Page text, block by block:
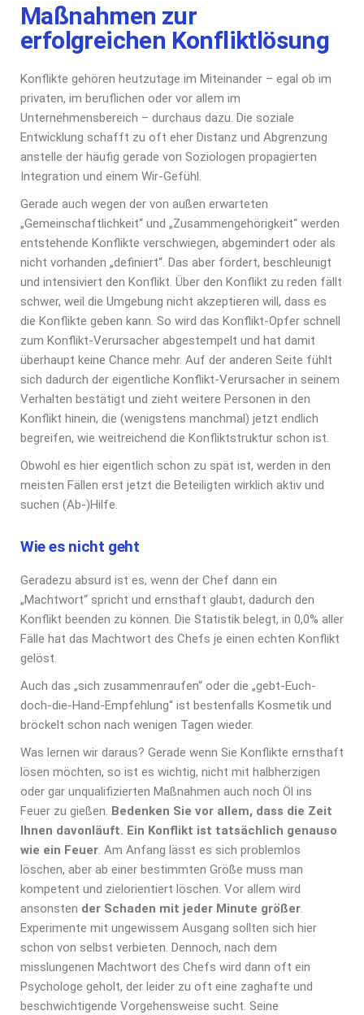
Maßnahmen zur
erfolgreichen Konfliktlösung
Konflikte gehören heutzutage im Miteinander – egal ob im
privaten, im beruflichen oder vor allem im
Unternehmensbereich – durchaus dazu. Die soziale
Entwicklung schafft zu oft eher Distanz und Abgrenzung
anstelle der häufig gerade von Soziologen propagierten
Integration und einem Wir-Gefühl.
Gerade auch wegen der von außen erwarteten
„Gemeinschaftlichkeit“ und „Zusammengehörigkeit“ werden
entstehende Konflikte verschwiegen, abgemindert oder als
nicht vorhanden „definiert“. Das aber fördert, beschleunigt
und intensiviert den Konflikt. Über den Konflikt zu reden fällt
schwer, weil die Umgebung nicht akzeptieren will, dass es
die Konflikte geben kann. So wird das Konflikt-Opfer schnell
zum Konflikt-Verursacher abgestempelt und hat damit
überhaupt keine Chance mehr. Auf der anderen Seite fühlt
sich dadurch der eigentliche Konflikt-Verursacher in seinem
Verhalten bestätigt und zieht weitere Personen in den
Konflikt hinein, die (wenigstens manchmal) jetzt endlich
begreifen, wie weitreichend die Konfliktstruktur schon ist.
Obwohl es hier eigentlich schon zu spät ist, werden in den
meisten Fällen erst jetzt die Beteiligten wirklich aktiv und
suchen (Ab-)Hilfe.
Wie es nicht geht
Geradezu absurd ist es, wenn der Chef dann ein
„Machtwort“ spricht und ernsthaft glaubt, dadurch den
Konflikt beenden zu können. Die Statistik belegt, in 0,0% aller
Fälle hat das Machtwort des Chefs je einen echten Konflikt
gelöst.
Auch das „sich zusammenraufen“ oder die „gebt-Euch-
doch-die-Hand-Empfehlung“ ist bestenfalls Kosmetik und
bröckelt schon nach wenigen Tagen wieder.
Was lernen wir daraus? Gerade wenn Sie Konflikte ernsthaft
lösen möchten, so ist es wichtig, nicht mit halbherzigen
oder gar unqualifizierten Maßnahmen auch noch Öl ins
Feuer zu gießen. Bedenken Sie vor allem, dass die Zeit
Ihnen davonläuft. Ein Konflikt ist tatsächlich genauso
wie ein Feuer . Am Anfang lässt es sich problemlos
löschen, aber ab einer bestimmten Größe muss man
kompetent und zielorientiert löschen. Vor allem wird
ansonsten der Schaden mit jeder Minute größer
Experimente mit ungewissem Ausgang sollten sich hier
schon von selbst verbieten. Dennoch, nach dem
misslungenen Machtwort des Chefs wird dann oft ein
Psychologe geholt, der leider zu oft eine zaghafte und
beschwichtigende Vorgehensweise sucht. Seine